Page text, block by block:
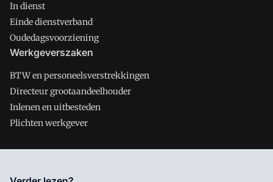
In dienst
Einde dienstverband
Oudedagsvoorziening
Werkgeverszaken
BTW en personeelsverstrekkingen
Directeur grootaandeelhouder
Inlenen en uitbesteden
Plichten werkgever
Salarisnet is onderdeel van VMN media. Lees in